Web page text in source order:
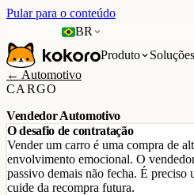
Pular para o conteúdo
BR
Produto
Soluções
← Automotivo
CARGO
Vendedor Automotivo
O desafio de contratação
Vender um carro é uma compra de
envolvimento emocional. O
passivo demais não fecha. É preciso
cuide da recompra futura.